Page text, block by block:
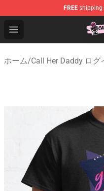
FREE shipping
Open menu
Call Her Daddy Store
ホーム/Call Her Daddy ログ